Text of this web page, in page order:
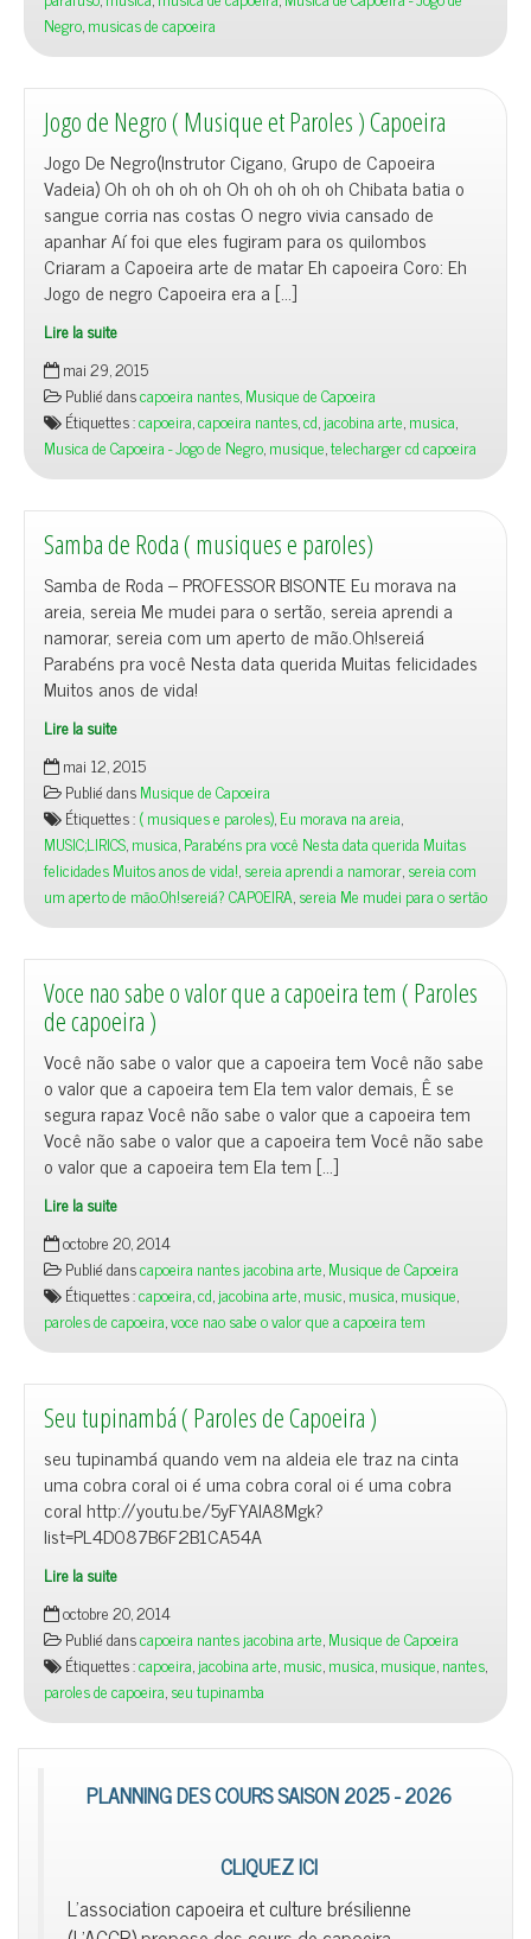
Negro,musicas de capoeira
Jogo de Negro ( Musique et Paroles ) Capoeira
Jogo De Negro(Instrutor Cigano, Grupo de Capoeira
Vadeia) Oh oh oh oh oh Oh oh oh oh oh Chibata batia o
sangue corria nas costas O negro vivia cansado de
apanhar Aí foi que eles fugiram para os quilombos
Criaram a Capoeira arte de matar Eh capoeira Coro: Eh
Jogo de negro Capoeira era a […]
Lire la suite
mai 29, 2015
Publié danscapoeira nantes,Musique de Capoeira
Étiquettes :capoeira,capoeira nantes,cd,jacobina arte,musica,
Musica de Capoeira - Jogo de Negro,musique,telecharger cd capoeira
Samba de Roda ( musiques e paroles)
Samba de Roda – PROFESSOR BISONTE Eu morava na
areia, sereia Me mudei para o sertão, sereia aprendi a
namorar, sereia com um aperto de mão.Oh!sereiá
Parabéns pra você Nesta data querida Muitas felicidades
Muitos anos de vida!
Lire la suite
mai 12, 2015
Publié dansMusique de Capoeira
Étiquettes :( musiques e paroles),Eu morava na areia,
MUSIC;LIRICS,musica,Parabéns pra você Nesta data querida Muitas
felicidades Muitos anos de vida!,sereia aprendi a namorar,sereia com
um aperto de mão.Oh!sereiá? CAPOEIRA,sereia Me mudei para o sertão
Voce nao sabe o valor que a capoeira tem ( Paroles
de capoeira )
Você não sabe o valor que a capoeira tem Você não sabe
o valor que a capoeira tem Ela tem valor demais, Ê se
segura rapaz Você não sabe o valor que a capoeira tem
Você não sabe o valor que a capoeira tem Você não sabe
o valor que a capoeira tem Ela tem […]
Lire la suite
octobre 20, 2014
Publié danscapoeira nantes jacobina arte,Musique de Capoeira
Étiquettes :capoeira,cd,jacobina arte,music,musica,musique,
paroles de capoeira,voce nao sabe o valor que a capoeira tem
Seu tupinambá ( Paroles de Capoeira )
seu tupinambá quando vem na aldeia ele traz na cinta
uma cobra coral oi é uma cobra coral oi é uma cobra
coral http://youtu.be/5yFYAlA8Mgk?
list=PL4D087B6F2B1CA54A
Lire la suite
octobre 20, 2014
Publié danscapoeira nantes jacobina arte,Musique de Capoeira
Étiquettes :capoeira,jacobina arte,music,musica,musique,nantes,
paroles de capoeira,seu tupinamba
PLANNING DES COURS SAISON 2025 - 2026
CLIQUEZ ICI
L'association capoeira et culture brésilienne